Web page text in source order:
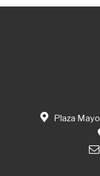
Plaza